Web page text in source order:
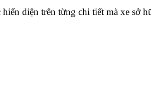
hiển diện trên từng chi tiết mà xe sở